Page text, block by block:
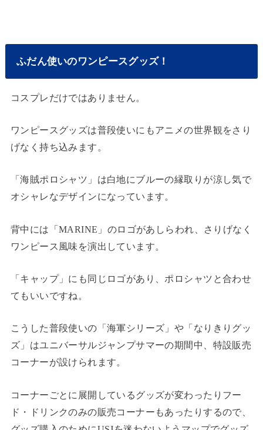
ふだん使いのワンピースグッズ！
コスプレだけではありません。
ワンピースグッズは普段使いにもアニメの世界観をさり
げなく持ち込みます。
「海賊ポロシャツ」は白地にブルーの縁取りが涼し気で
オシャレなデザインになっています。
背中には「MARINE」のロゴがあしらわれ、さりげなく
ワンピース風味を演出しています。
「キャップ」にも同じロゴがあり、ポロシャツと合わせ
てもいいですね。
こうした普段使いの「海軍シリーズ」や「なりきりグッ
ズ」はユニバーサルジャンプサマーの期間中、特設販売
コーナーが設けられます。
コーナーごとに展開しているグッズが変わったりフー
ド・ドリンクのみの販売コーナーもあったりするので、